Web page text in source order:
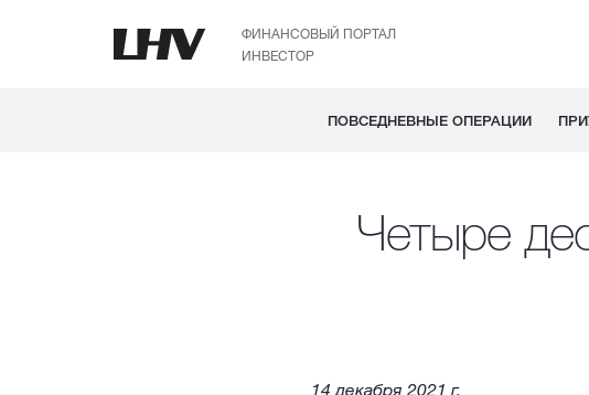
ФИНАНСОВЫЙ ПОРТАЛ
ИНВЕСТОР
ПОВСЕДНЕВНЫЕ ОПЕРАЦИИ
Четыре
14 декабря 2021 г.